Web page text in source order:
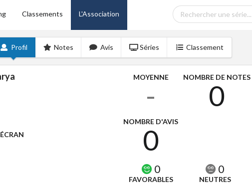
Classements L'Association
Profil Notes Avis Séries Classement
MOYENNE
-
NOMBRE DE NOTES
0
NOMBRE D'AVIS
0
0
FAVORABLES
0
NEUTRES